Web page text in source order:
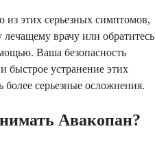
из этих серьезных симптомов,
врачу или обратитесь
Ваша безопасность
быстрое устранение этих
серьезные осложнения.
Авакопан?